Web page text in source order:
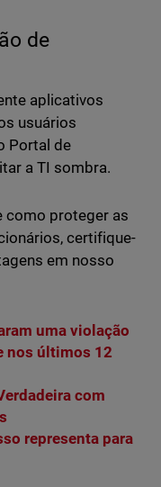
de
aplicativos
usuários
Portal de
a TI sombra.
como proteger as
certifique-
em nosso
uma violação
nos últimos 12
com
representa para